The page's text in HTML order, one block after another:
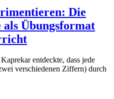
Die
Übungsformat
entdeckte, dass jede
verschiedenen Ziffern) durch